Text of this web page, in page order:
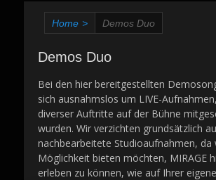
Home > Demos Duo
Demos Duo
Bei den hier bereitgestellten
sich ausnahmslos um LIVE-
diverser Auftritte auf der Bühne
wurden. Wir verzichten grundsätzlich
nachbearbeitete Studioaufnahmen, da
Möglichkeit bieten möchten, MIRAGE
erleben zu können, wie auf Ihrer